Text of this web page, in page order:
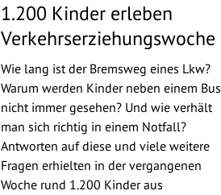
1.200 Kinder erleben
Verkehrserziehungswoche
Wie lang ist der Bremsweg eines Lkw?
Warum werden Kinder neben einem Bus
nicht immer gesehen? Und wie verhält
man sich richtig in einem Notfall?
Antworten auf diese und viele weitere
Fragen erhielten in der vergangenen
Woche rund 1.200 Kinder aus